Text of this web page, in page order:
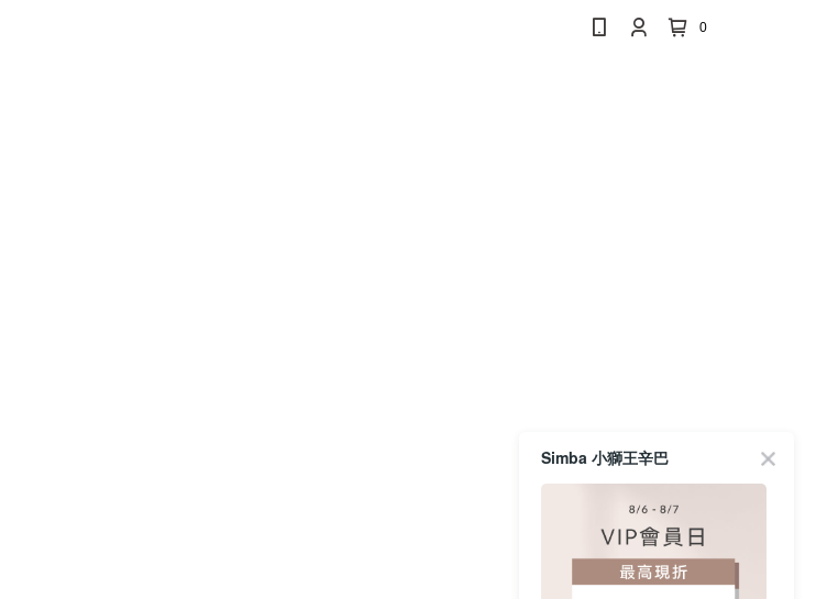
0
Simba 小獅王辛巴